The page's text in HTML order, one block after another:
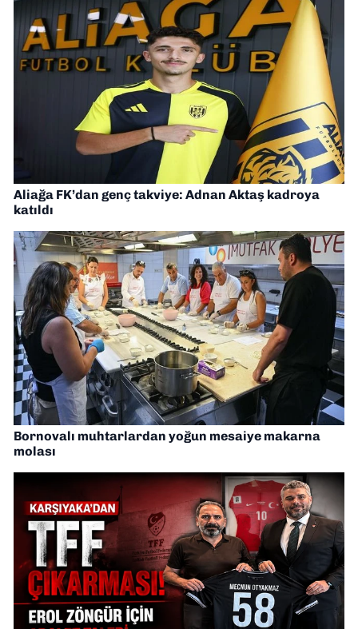
Aliağa FK’dan genç takviye: Adnan Aktaş kadroya
katıldı
Bornovalı muhtarlardan yoğun mesaiye makarna
molası